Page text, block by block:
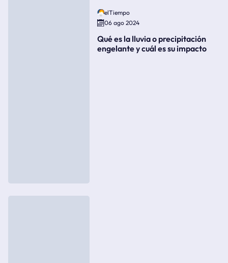
elTiempo
06 ago 2024
Qué es la lluvia o precipitación
engelante y cuál es su impacto